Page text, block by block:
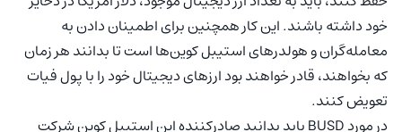
خود داشته باشند. این کار همچنین برای اطمینان دادن به
معامله‌گران و هولدرهای استیبل کوین‌ها است تا بدانند هر زمان
که بخواهند، قادر خواهند بود ارزهای دیجیتال خود را با پول فیات
تعویض کنند.
در مورد BUSD باید بدانید صادرکننده این استیبل کوین شرکت